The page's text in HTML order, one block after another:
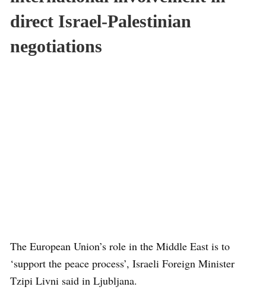
direct Israel-Palestinian
negotiations
The European Union’s role in the Middle East is to
‘support the peace process’, Israeli Foreign Minister
Tzipi Livni said in Ljubljana.